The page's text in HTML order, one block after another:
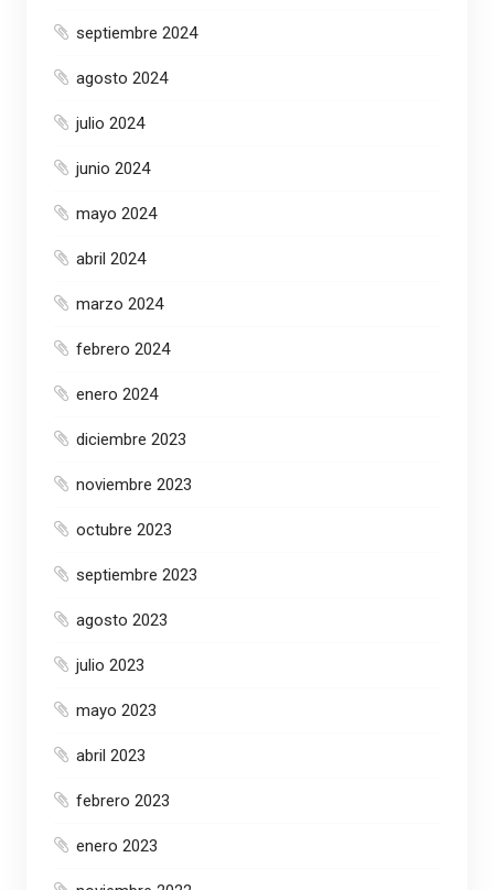
septiembre 2024
agosto 2024
julio 2024
junio 2024
mayo 2024
abril 2024
marzo 2024
febrero 2024
enero 2024
diciembre 2023
noviembre 2023
octubre 2023
septiembre 2023
agosto 2023
julio 2023
mayo 2023
abril 2023
febrero 2023
enero 2023